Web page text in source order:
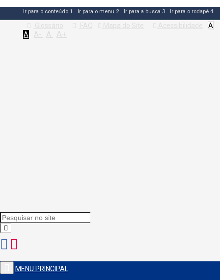
Ir para o conteúdo 1 Ir para o menu 2 Ir para a busca 3 Ir para o rodapé 4
Glossário FAQ Mapa do Site Acessibilidade
A
A
A- A A+
MENU PRINCIPAL